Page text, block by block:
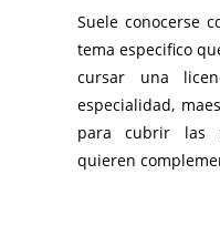
Suele conocerse
tema especifico
cursar una
especialidad,
para cubrir las
quieren